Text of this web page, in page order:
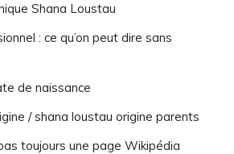
Shana Loustau
: ce qu’on peut dire sans
de naissance
/ shana loustau origine parents
toujours une page Wikipédia